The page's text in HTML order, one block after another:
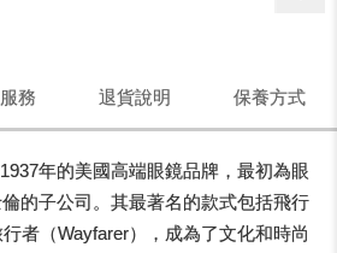
務 退貨說明 保養方式
年的美國高端眼鏡品牌，最初為眼
的子公司。其最著名的款式包括飛行
者（Wayfarer），成為了文化和時尚